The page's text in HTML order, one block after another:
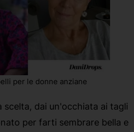
per le donne anziane
scelta, dai un'occhiata ai tagli
per farti sembrare bella e